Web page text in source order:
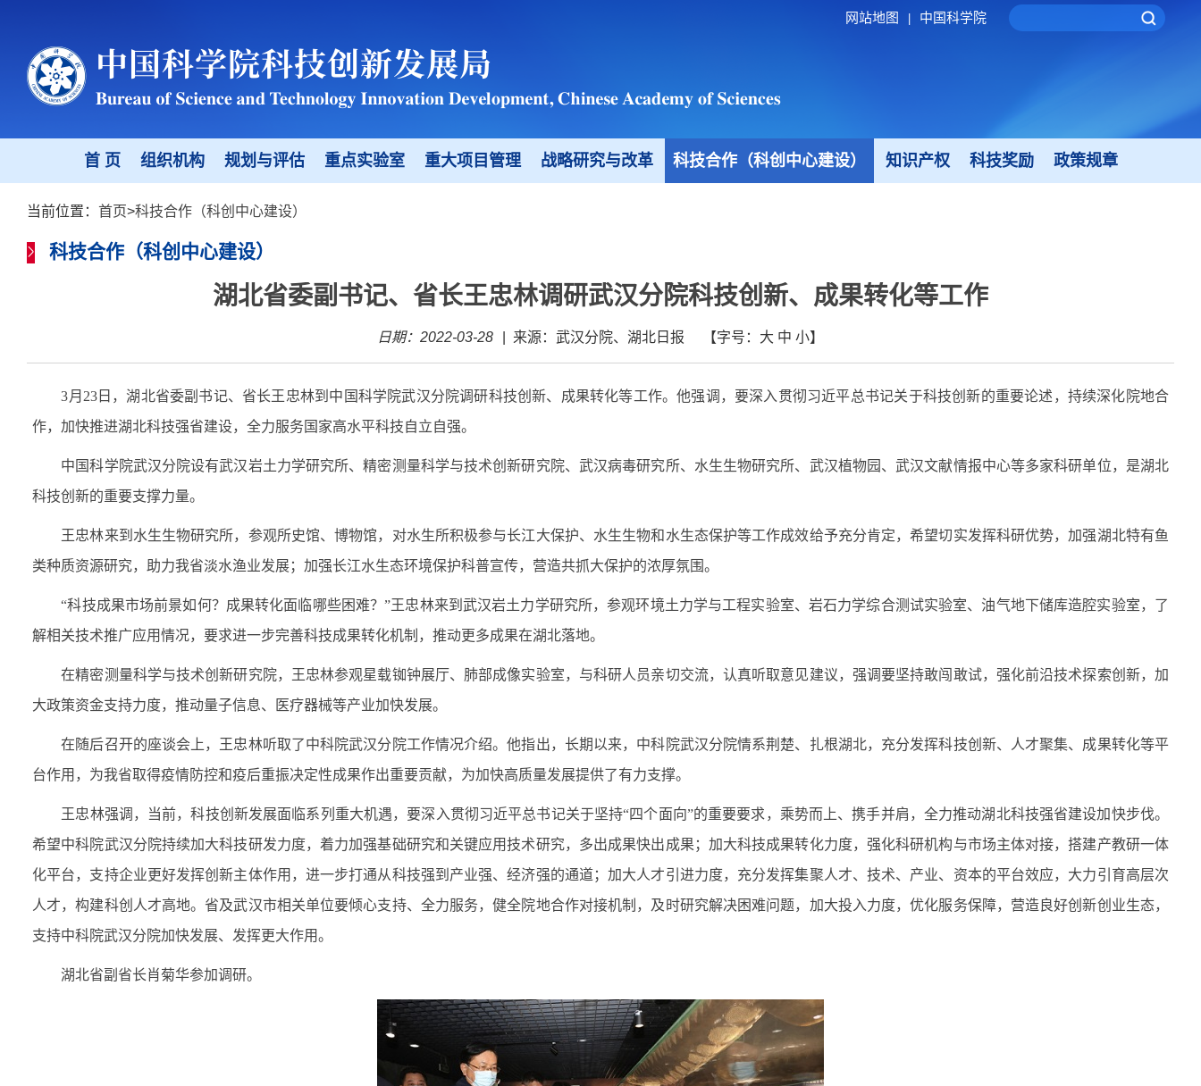
网站地图 中国科学院
首 页 组织机构 规划与评估 重点实验室 重大项目管理 战略研究与改革 科技合作（科创中心建设） 知识产权 科技奖励 政策规章
当前位置： 首页>科技合作（科创中心建设）
科技合作（科创中心建设）
湖北省委副书记、省长王忠林调研武汉分院科技创新、成果转化等工作
日期：2022-03-28 来源：武汉分院、湖北日报 【字号： 大 中 小】
3月23日，湖北省委副书记、省长王忠林到中国科学院武汉分院调研科技创新、成果转化等工作。他强调，要深入贯彻习近平总书记关于科技创新的重要论述，持续深化院地合
作，加快推进湖北科技强省建设，全力服务国家高水平科技自立自强。
中国科学院武汉分院设有武汉岩土力学研究所、精密测量科学与技术创新研究院、武汉病毒研究所、水生生物研究所、武汉植物园、武汉文献情报中心等多家科研单位，是湖北
科技创新的重要支撑力量。
王忠林来到水生生物研究所，参观所史馆、博物馆，对水生所积极参与长江大保护、水生生物和水生态保护等工作成效给予充分肯定，希望切实发挥科研优势，加强湖北特有鱼
类种质资源研究，助力我省淡水渔业发展；加强长江水生态环境保护科普宣传，营造共抓大保护的浓厚氛围。
“科技成果市场前景如何？成果转化面临哪些困难？”王忠林来到武汉岩土力学研究所，参观环境土力学与工程实验室、岩石力学综合测试实验室、油气地下储库造腔实验室，了
解相关技术推广应用情况，要求进一步完善科技成果转化机制，推动更多成果在湖北落地。
在精密测量科学与技术创新研究院，王忠林参观星载铷钟展厅、肺部成像实验室，与科研人员亲切交流，认真听取意见建议，强调要坚持敢闯敢试，强化前沿技术探索创新，加
大政策资金支持力度，推动量子信息、医疗器械等产业加快发展。
在随后召开的座谈会上，王忠林听取了中科院武汉分院工作情况介绍。他指出，长期以来，中科院武汉分院情系荆楚、扎根湖北，充分发挥科技创新、人才聚集、成果转化等平
台作用，为我省取得疫情防控和疫后重振决定性成果作出重要贡献，为加快高质量发展提供了有力支撑。
王忠林强调，当前，科技创新发展面临系列重大机遇，要深入贯彻习近平总书记关于坚持“四个面向”的重要要求，乘势而上、携手并肩，全力推动湖北科技强省建设加快步伐。
希望中科院武汉分院持续加大科技研发力度，着力加强基础研究和关键应用技术研究，多出成果快出成果；加大科技成果转化力度，强化科研机构与市场主体对接，搭建产教研一体
化平台，支持企业更好发挥创新主体作用，进一步打通从科技强到产业强、经济强的通道；加大人才引进力度，充分发挥集聚人才、技术、产业、资本的平台效应，大力引育高层次
人才，构建科创人才高地。省及武汉市相关单位要倾心支持、全力服务，健全院地合作对接机制，及时研究解决困难问题，加大投入力度，优化服务保障，营造良好创新创业生态，
支持中科院武汉分院加快发展、发挥更大作用。
湖北省副省长肖菊华参加调研。